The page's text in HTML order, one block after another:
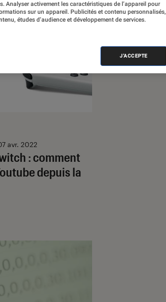
: comment
depuis la
avr. 2022
Analyser activement les caractéristiques de l’appareil pour
sur un appareil. Publicités et contenu personnalisés,
études d’audience et développement de services.
J'ACCEPTE